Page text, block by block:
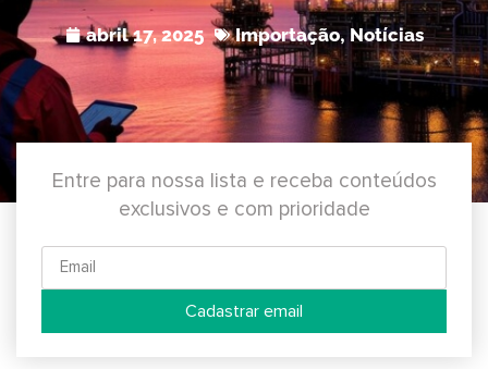
abril 17, 2025 Importação, Notícias
Entre para nossa lista e receba conteúdos
exclusivos e com prioridade
Cadastrar email